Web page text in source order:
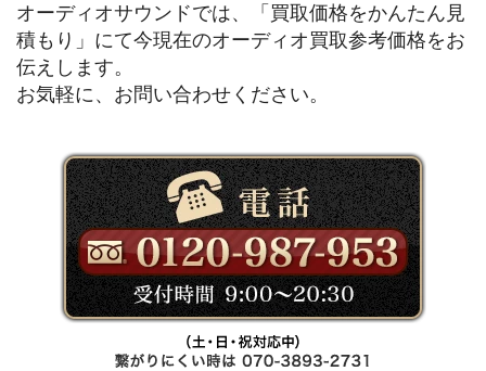
オーディオサウンドでは、「買取価格をかんたん見
積もり」にて今現在のオーディオ買取参考価格をお
伝えします。
お気軽に、お問い合わせください。